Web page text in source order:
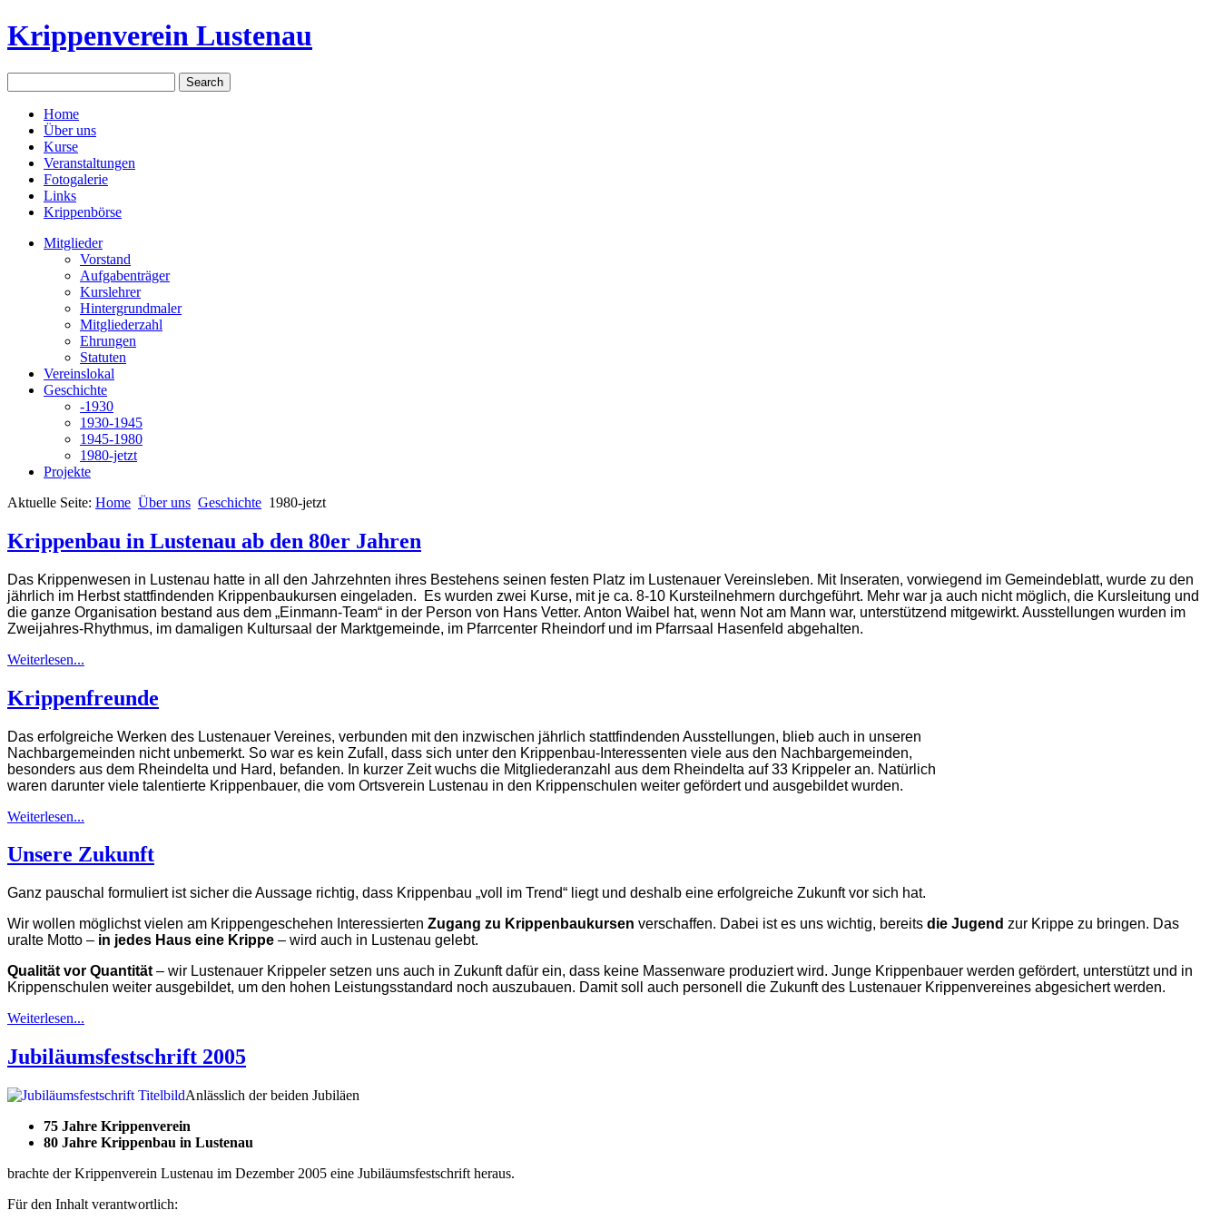
Krippenverein Lustenau
Home
Über uns
Kurse
Veranstaltungen
Fotogalerie
Links
Krippenbörse
Mitglieder
Vorstand
Aufgabenträger
Kurslehrer
Hintergrundmaler
Mitgliederzahl
Ehrungen
Statuten
Vereinslokal
Geschichte
-1930
1930-1945
1945-1980
1980-jetzt
Projekte
Aktuelle Seite: Home Über uns Geschichte 1980-jetzt
Krippenbau in Lustenau ab den 80er Jahren
Das Krippenwesen in Lustenau hatte in all den Jahrzehnten ihres Bestehens seinen festen Platz im Lustenauer Vereinsleben. Mit Inseraten, vorwiegend im Gemeindeblatt, wurde zu den
jährlich im Herbst stattfindenden Krippenbaukursen eingeladen. Es wurden zwei Kurse, mit je ca. 8-10 Kursteilnehmern durchgeführt. Mehr war ja auch nicht möglich, die Kursleitung und
die ganze Organisation bestand aus dem „Einmann-Team“ in der Person von Hans Vetter. Anton Waibel hat, wenn Not am Mann war, unterstützend mitgewirkt. Ausstellungen wurden im
Zweijahres-Rhythmus, im damaligen Kultursaal der Marktgemeinde, im Pfarrcenter Rheindorf und im Pfarrsaal Hasenfeld abgehalten.
Weiterlesen...
Krippenfreunde
Das erfolgreiche Werken des Lustenauer Vereines, verbunden mit den inzwischen jährlich stattfindenden Ausstellungen, blieb auch in unseren
Nachbargemeinden nicht unbemerkt. So war es kein Zufall, dass sich unter den Krippenbau-Interessenten viele aus den Nachbargemeinden,
besonders aus dem Rheindelta und Hard, befanden. In kurzer Zeit wuchs die Mitgliederanzahl aus dem Rheindelta auf 33 Krippeler an. Natürlich
waren darunter viele talentierte Krippenbauer, die vom Ortsverein Lustenau in den Krippenschulen weiter gefördert und ausgebildet wurden.
Weiterlesen...
Unsere Zukunft
Ganz pauschal formuliert ist sicher die Aussage richtig, dass Krippenbau „voll im Trend“ liegt und deshalb eine erfolgreiche Zukunft vor sich hat.
Wir wollen möglichst vielen am Krippengeschehen Interessierten Zugang zu Krippenbaukursen verschaffen. Dabei ist es uns wichtig, bereits die Jugend zur Krippe zu bringen. Das
uralte Motto – in jedes Haus eine Krippe – wird auch in Lustenau gelebt.
Qualität vor Quantität – wir Lustenauer Krippeler setzen uns auch in Zukunft dafür ein, dass keine Massenware produziert wird. Junge Krippenbauer werden gefördert, unterstützt und in
Krippenschulen weiter ausgebildet, um den hohen Leistungsstandard noch auszubauen. Damit soll auch personell die Zukunft des Lustenauer Krippenvereines abgesichert werden.
Weiterlesen...
Jubiläumsfestschrift 2005
Anlässlich der beiden Jubiläen
75 Jahre Krippenverein
80 Jahre Krippenbau in Lustenau
brachte der Krippenverein Lustenau im Dezember 2005 eine Jubiläumsfestschrift heraus.
Für den Inhalt verantwortlich: